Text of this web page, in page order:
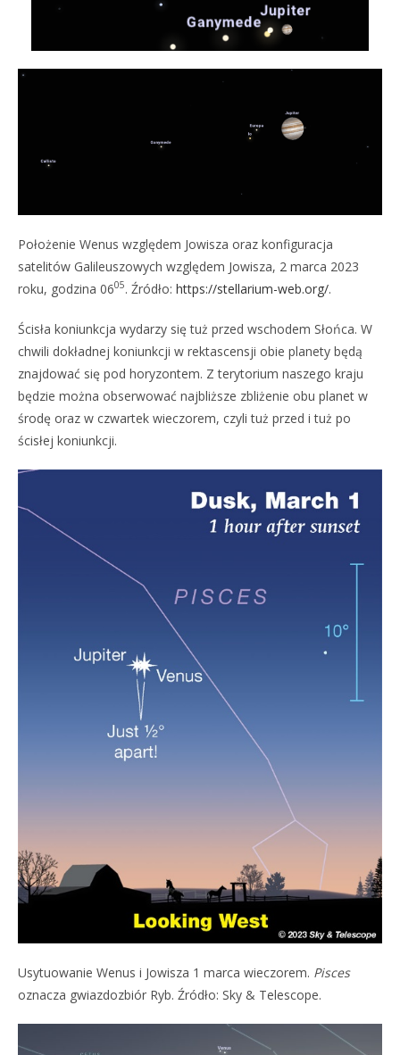
Położenie Wenus względem Jowisza oraz konfiguracja
satelitów Galileuszowych względem Jowisza, 2 marca 2023
roku, godzina 0605. Źródło: https://stellarium-web.org/.
Ścisła koniunkcja wydarzy się tuż przed wschodem Słońca. W
chwili dokładnej koniunkcji w rektascensji obie planety będą
znajdować się pod horyzontem. Z terytorium naszego kraju
będzie można obserwować najbliższe zbliżenie obu planet w
środę oraz w czwartek wieczorem, czyli tuż przed i tuż po
ścisłej koniunkcji.
Usytuowanie Wenus i Jowisza 1 marca wieczorem. Pisces
oznacza gwiazdozbiór Ryb. Źródło: Sky & Telescope.